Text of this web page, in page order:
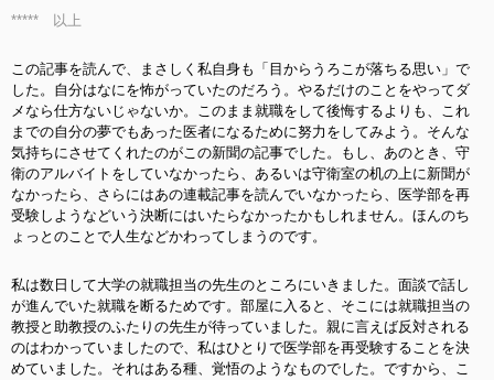
***** 以上
この記事を読んで、まさしく私自身も「目からうろこが落ちる思い」で
した。自分はなにを怖がっていたのだろう。やるだけのことをやってダ
メなら仕方ないじゃないか。このまま就職をして後悔するよりも、これ
までの自分の夢でもあった医者になるために努力をしてみよう。そんな
気持ちにさせてくれたのがこの新聞の記事でした。もし、あのとき、守
衛のアルバイトをしていなかったら、あるいは守衛室の机の上に新聞が
なかったら、さらにはあの連載記事を読んでいなかったら、医学部を再
受験しようなどいう決断にはいたらなかったかもしれません。ほんのち
ょっとのことで人生などかわってしまうのです。
私は数日して大学の就職担当の先生のところにいきました。面談で話し
が進んでいた就職を断るためです。部屋に入ると、そこには就職担当の
教授と助教授のふたりの先生が待っていました。親に言えば反対される
のはわかっていましたので、私はひとりで医学部を再受験することを決
めていました。それはある種、覚悟のようなものでした。ですから、こ